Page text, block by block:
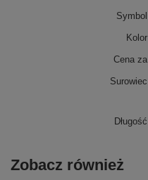
Symbol
Kolor
Cena za
Surowiec
Długość
Zobacz również